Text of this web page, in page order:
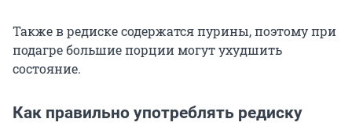
Также в редиске содержатся пурины, поэтому при
подагре большие порции могут ухудшить
состояние.
Как правильно употреблять редиску